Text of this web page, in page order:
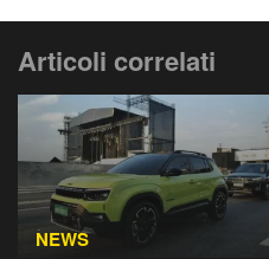
Articoli correlati
NEWS